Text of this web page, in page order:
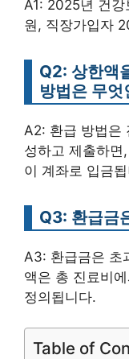
A1: 2025년 건
원, 직장가입자
Q2: 상한액
방법은 무엇
A2: 환급 방법은
성하고 제출하면
이 계좌로 입금
Q3: 환급금
A3: 환급금은 초
액은 총 진료비
정의됩니다.
Table of